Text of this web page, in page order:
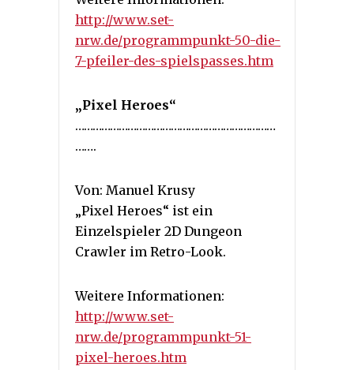
http://www.set-
nrw.de/programmpunkt-50-die-
7-pfeiler-des-spielspasses.htm
„Pixel Heroes“
……………………………………………………………
…….
Von: Manuel Krusy
„Pixel Heroes“ ist ein
Einzelspieler 2D Dungeon
Crawler im Retro-Look.
Weitere Informationen:
http://www.set-
nrw.de/programmpunkt-51-
pixel-heroes.htm